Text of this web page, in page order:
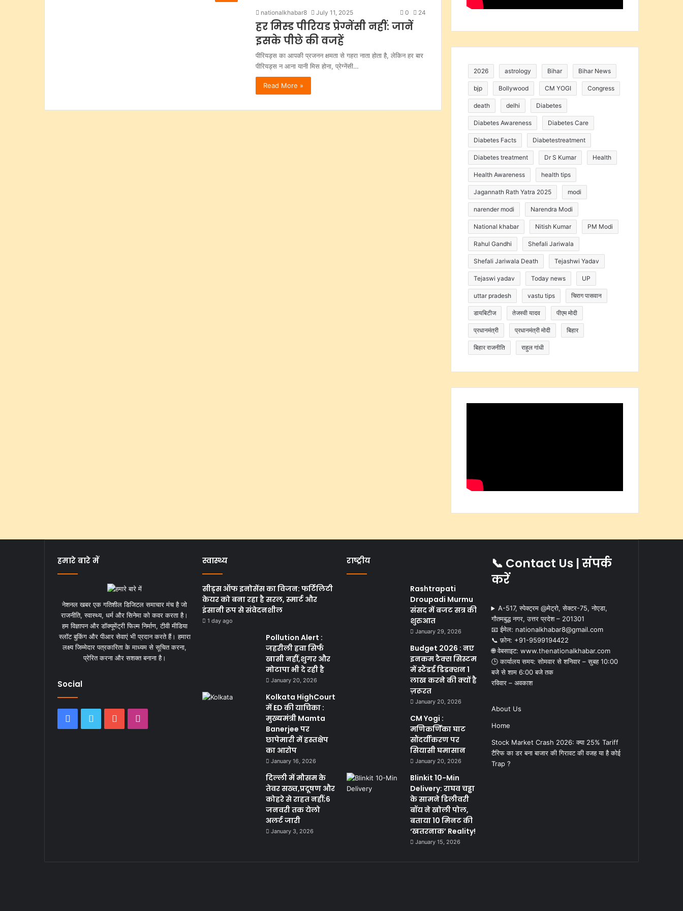
nationalkhabar8 July 11, 2025 0 24
हर मिस्ड पीरियड प्रेग्नेंसी नहीं: जानें
इसके पीछे की वजहें
पीरियड्स का आपकी प्रजनन क्षमता से गहरा नाता होता है, लेकिन हर बार
पीरियड्स न आना यानी मिस होना, प्रेग्नेंसी…
Read More »
2026 astrology Bihar Bihar News
bjp Bollywood CM YOGI Congress
death delhi Diabetes
Diabetes Awareness Diabetes Care
Diabetes Facts Diabetestreatment
Diabetes treatment Dr S Kumar Health
Health Awareness health tips
Jagannath Rath Yatra 2025 modi
narender modi Narendra Modi
National khabar Nitish Kumar PM Modi
Rahul Gandhi Shefali Jariwala
Shefali Jariwala Death Tejashwi Yadav
Tejaswi yadav Today news UP
uttar pradesh vastu tips चिराग पासवान
डायबिटीज तेजस्वी यादव पीएम मोदी
प्रधानमंत्री प्रधानमंत्री मोदी बिहार
बिहार राजनीति राहुल गांधी
हमारे बारे में
नेशनल खबर एक गतिशील डिजिटल समाचार मंच है जो
राजनीति, स्वास्थ्य, धर्म और सिनेमा को कवर करता है।
हम विज्ञापन और डॉक्यूमेंट्री फिल्म निर्माण, टीवी मीडिया
स्लॉट बुकिंग और पीआर सेवाएं भी प्रदान करते हैं। हमारा
लक्ष्य जिम्मेदार पत्रकारिता के माध्यम से सूचित करना,
प्रेरित करना और सशक्त बनाना है।
Social
Facebook
Twitter YouTube
स्वास्थ्य
सीड्स ऑफ इनोसेंस का विजन: फर्टिलिटी
केयर को बना रहा है सरल, स्मार्ट और
इंसानी रूप से संवेदनशील
1 day ago
Pollution Alert :
जहरीली हवा सिर्फ
खासी नहीं,शुगर और
मोटापा भी दे रही है
January 20, 2026
Kolkata HighCourt
में ED की याचिका :
मुख्यमंत्री Mamta
Banerjee पर
छापेमारी में हस्तक्षेप
का आरोप
January 16, 2026
दिल्ली में मौसम के
तेवर सख्त,प्रदूषण और
कोहरे से राहत नहीं;6
जनवरी तक येलो
अलर्ट जारी
January 3, 2026
राष्ट्रीय
Rashtrapati
Droupadi Murmu
संसद में बजट सत्र की
शुरुआत
January 29, 2026
Budget 2026 : नए
इनकम टैक्स सिस्टम
में स्टैंडर्ड डिडक्शन 1
लाख करने की क्यों है
ज़रूरत
January 20, 2026
CM Yogi :
मणिकर्णिका घाट
सौंदर्यीकरण पर
सियासी घमासान
January 20, 2026
Blinkit 10-Min
Delivery: राघव चड्ढा
के सामने डिलीवरी
बॉय ने खोली पोल,
बताया 10 मिनट की
‘खतरनाक’ Reality!
January 15, 2026
📞 Contact Us | संपर्क
करें
A-517, स्पेक्ट्रम @मेट्रो, सेक्टर-75, नोएडा,
गौतमबुद्ध नगर, उत्तर प्रदेश – 201301
📧 ईमेल: nationalkhabar8@gmail.com
📞 फ़ोन: ‪+91-9599194422‬
🌐 वेबसाइट: www.thenationalkhabar.com
🕒 कार्यालय समय: सोमवार से शनिवार – सुबह 10:00
बजे से शाम 6:00 बजे तक
रविवार – अवकाश
About Us
Home
Stock Market Crash 2026: क्या 25% Tariff
टैरिफ का डर बना बाजार की गिरावट की वजह या है कोई
Trap ?